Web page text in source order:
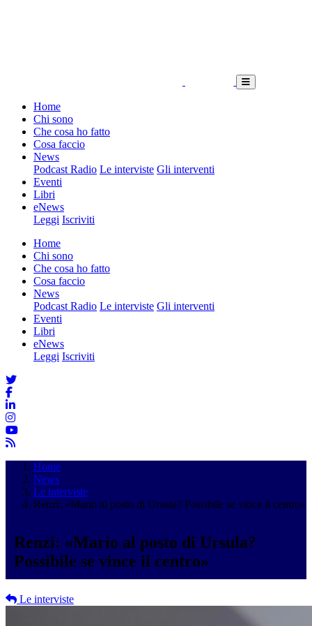
Home
Chi sono
Che cosa ho fatto
Cosa faccio
News
Podcast Radio Le interviste Gli interventi
Eventi
Libri
eNews
Leggi Iscriviti
Home
Chi sono
Che cosa ho fatto
Cosa faccio
News
Podcast Radio Le interviste Gli interventi
Eventi
Libri
eNews
Leggi Iscriviti
Home
News
Le interviste
Renzi: «Mario al posto di Ursula? Possibile se vince il centro»
Renzi: «Mario al posto di Ursula?
Possibile se vince il centro»
Le interviste